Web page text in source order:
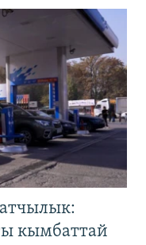
кымбаттай